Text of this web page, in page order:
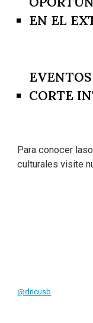
EN EL
CORTE
Para conocer
culturales visite
@dricusb